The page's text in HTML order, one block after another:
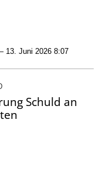
13. Juni 2026 8:07
Schuld an